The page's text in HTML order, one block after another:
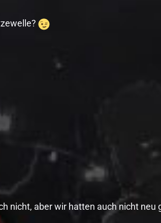
nicht, aber wir hatten auch nicht neu